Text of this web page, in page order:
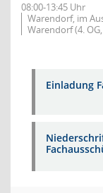
08:00-13:45 Uhr
Warendorf, im
Warendorf (4.
Einladung